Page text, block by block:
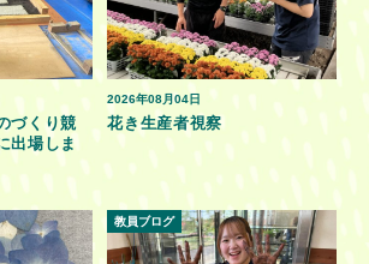
づくり競
出場しま
2026年08月04日
花き生産者視察
教員ブログ